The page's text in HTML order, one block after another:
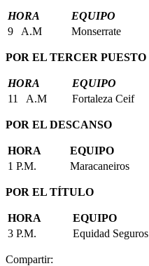
HORA EQUIPO
9 A.M
Monserrate
POR EL TERCER PUESTO
HORA EQUIPO
11 A.M
Fortaleza Ceif
POR EL DESCANSO
HORA EQUIPO
1 P.M.
Maracaneiros
POR EL TÍTULO
HORA EQUIPO
3 P.M.
Equidad Seguros
Compartir: